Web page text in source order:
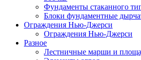
Фундаменты стаканного
Блоки фундаментные
Ограждения Нью-Джерси
Ограждения Нью-Джерси
Разное
Лестничные марши и